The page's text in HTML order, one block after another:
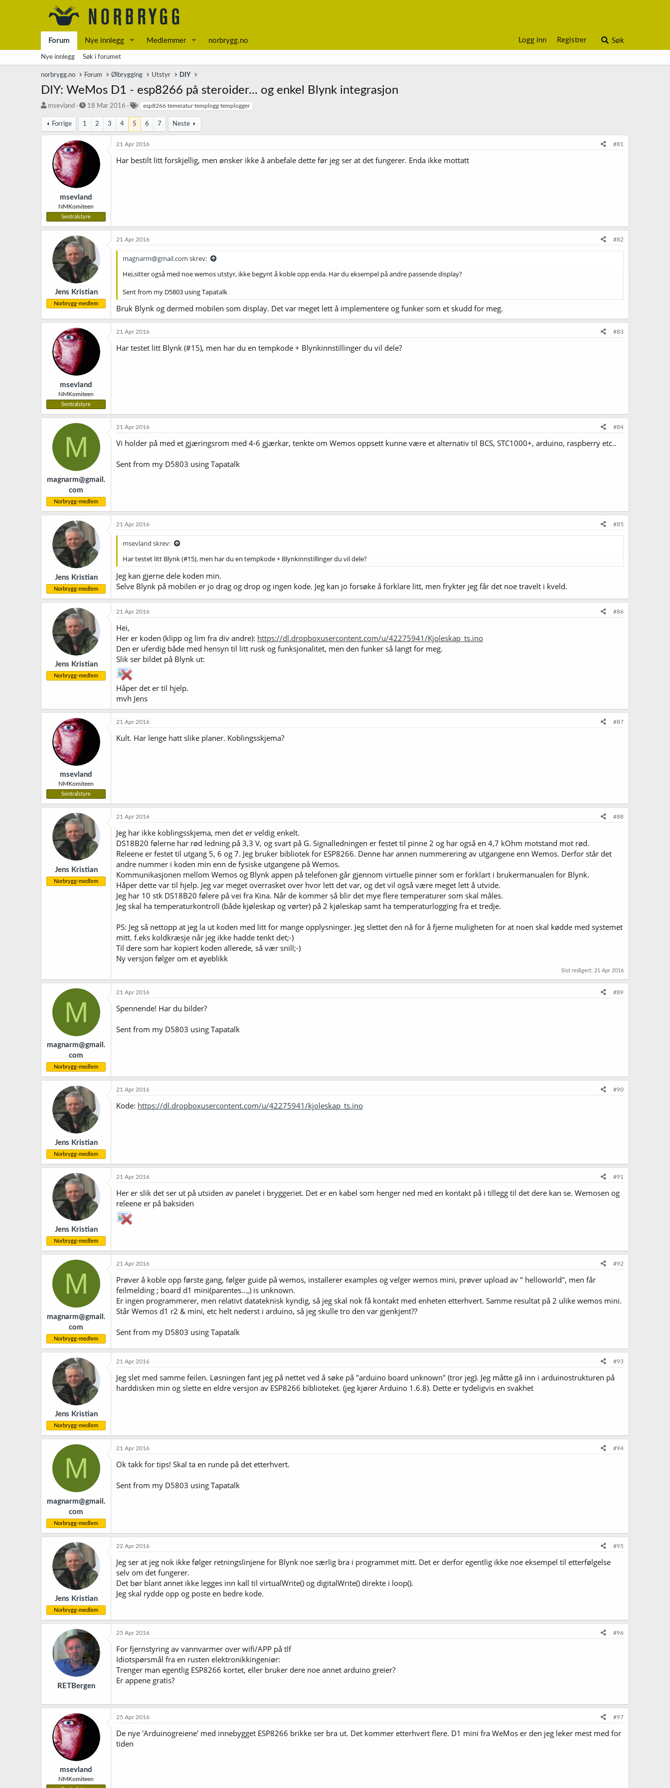
Forum Nye innlegg Medlemmer norbrygg.no Logg inn Registrer Søk
Nye innlegg Søk i forumet
norbrygg.no Forum Ølbrygging Utstyr DIY
DIY: WeMos D1 - esp8266 på steroider... og enkel Blynk integrasjon
T
å
d
msevland
S
r
18 Mar 2016
k
k
r
esp8266 temeratur templogg templogger
Forrige 1 2 3 4 5 6 7 Neste
msevland
NMKomiteen
Sentralstyre
21 Apr 2016 #81
Har bestilt litt forskjellig, men ønsker ikke å anbefale dette før jeg ser at det fungerer. Enda ikke mottatt
Jens Kristian
Norbrygg-medlem
21 Apr 2016 #82
magnarm@gmail.com skrev:
Hei,sitter også med noe wemos utstyr, ikke begynt å koble opp enda. Har du eksempel på andre passende display?
Sent from my D5803 using Tapatalk
Bruk Blynk og dermed mobilen som display. Det var meget lett å implementere og funker som et skudd for meg.
msevland
NMKomiteen
Sentralstyre
21 Apr 2016 #83
Har testet litt Blynk (#15), men har du en tempkode + Blynkinnstillinger du vil dele?
M
magnarm@gmail.
com
Norbrygg-medlem
21 Apr 2016 #84
Vi holder på med et gjæringsrom med 4-6 gjærkar, tenkte om Wemos oppsett kunne være et alternativ til BCS, STC1000+, arduino, raspberry etc..
Sent from my D5803 using Tapatalk
Jens Kristian
Norbrygg-medlem
21 Apr 2016 #85
msevland skrev:
Har testet litt Blynk (#15), men har du en tempkode + Blynkinnstillinger du vil dele?
Jeg kan gjerne dele koden min.
Selve Blynk på mobilen er jo drag og drop og ingen kode. Jeg kan jo forsøke å forklare litt, men frykter jeg får det noe travelt i kveld.
Jens Kristian
Norbrygg-medlem
21 Apr 2016 #86
Hei,
Her er koden (klipp og lim fra div andre): https://dl.dropboxusercontent.com/u/42275941/Kjoleskap_ts.ino
Den er uferdig både med hensyn til litt rusk og funksjonalitet, men den funker så langt for meg.
Slik ser bildet på Blynk ut:
Håper det er til hjelp.
mvh Jens
msevland
NMKomiteen
Sentralstyre
21 Apr 2016 #87
Kult. Har lenge hatt slike planer. Koblingsskjema?
Jens Kristian
Norbrygg-medlem
21 Apr 2016 #88
Jeg har ikke koblingsskjema, men det er veldig enkelt.
DS18B20 følerne har rød ledning på 3,3 V, og svart på G. Signalledningen er festet til pinne 2 og har også en 4,7 kOhm motstand mot rød.
Releene er festet til utgang 5, 6 og 7. Jeg bruker bibliotek for ESP8266. Denne har annen nummerering av utgangene enn Wemos. Derfor står det
andre nummer i koden min enn de fysiske utgangene på Wemos.
Kommunikasjonen mellom Wemos og Blynk appen på telefonen går gjennom virtuelle pinner som er forklart i brukermanualen for Blynk.
Håper dette var til hjelp. Jeg var meget overrasket over hvor lett det var, og det vil også være meget lett å utvide.
Jeg har 10 stk DS18B20 følere på vei fra Kina. Når de kommer så blir det mye flere temperaturer som skal måles.
Jeg skal ha temperaturkontroll (både kjøleskap og vørter) på 2 kjøleskap samt ha temperaturlogging fra et tredje.
PS: Jeg så nettopp at jeg la ut koden med litt for mange opplysninger. Jeg slettet den nå for å fjerne muligheten for at noen skal kødde med systemet
mitt. f.eks koldkræsje når jeg ikke hadde tenkt det;-)
Til dere som har kopiert koden allerede, så vær snill;-)
Ny versjon følger om et øyeblikk
Sist redigert: 21 Apr 2016
M
magnarm@gmail.
com
Norbrygg-medlem
21 Apr 2016 #89
Spennende! Har du bilder?
Sent from my D5803 using Tapatalk
Jens Kristian
Norbrygg-medlem
21 Apr 2016 #90
Kode: https://dl.dropboxusercontent.com/u/42275941/kjoleskap_ts.ino
Jens Kristian
Norbrygg-medlem
21 Apr 2016 #91
Her er slik det ser ut på utsiden av panelet i bryggeriet. Det er en kabel som henger ned med en kontakt på i tillegg til det dere kan se. Wemosen og
releene er på baksiden
M
magnarm@gmail.
com
Norbrygg-medlem
21 Apr 2016 #92
Prøver å koble opp første gang, følger guide på wemos, installerer examples og velger wemos mini, prøver upload av " helloworld", men får
feilmelding ; board d1 mini(parentes...,) is unknown.
Er ingen programmerer, men relativt datateknisk kyndig, så jeg skal nok få kontakt med enheten etterhvert. Samme resultat på 2 ulike wemos mini.
Står Wemos d1 r2 & mini, etc helt nederst i arduino, så jeg skulle tro den var gjenkjent??
Sent from my D5803 using Tapatalk
Jens Kristian
Norbrygg-medlem
21 Apr 2016 #93
Jeg slet med samme feilen. Løsningen fant jeg på nettet ved å søke på "arduino board unknown" (tror jeg). Jeg måtte gå inn i arduinostrukturen på
harddisken min og slette en eldre versjon av ESP8266 biblioteket. (jeg kjører Arduino 1.6.8). Dette er tydeligvis en svakhet
M
magnarm@gmail.
com
Norbrygg-medlem
21 Apr 2016 #94
Ok takk for tips! Skal ta en runde på det etterhvert.
Sent from my D5803 using Tapatalk
Jens Kristian
Norbrygg-medlem
22 Apr 2016 #95
Jeg ser at jeg nok ikke følger retningslinjene for Blynk noe særlig bra i programmet mitt. Det er derfor egentlig ikke noe eksempel til etterfølgelse
selv om det fungerer.
Det bør blant annet ikke legges inn kall til virtualWrite() og digitalWrite() direkte i loop().
Jeg skal rydde opp og poste en bedre kode.
RETBergen
25 Apr 2016 #96
For fjernstyring av vannvarmer over wifi/APP på tlf
Idiotspørsmål fra en rusten elektronikkingeniør:
Trenger man egentlig ESP8266 kortet, eller bruker dere noe annet arduino greier?
Er appene gratis?
msevland
NMKomiteen
25 Apr 2016 #97
De nye 'Arduinogreiene' med innebygget ESP8266 brikke ser bra ut. Det kommer etterhvert flere. D1 mini fra WeMos er den jeg leker mest med for
tiden